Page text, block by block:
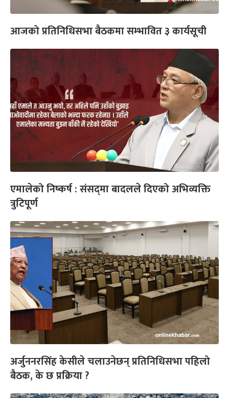
आजको प्रतिनिधिसभा बैठकमा सम्भावित ३ कार्यसूची
एमालेको निष्कर्ष : संसद्‌‌मा बादलले दिएको अभिव्यक्ति
त्रुटिपूर्ण
अर्जुननरसिंह केसीले चलाउनेछन् प्रतिनिधिसभा पहिलो
बैठक, के छ प्रक्रिया ?